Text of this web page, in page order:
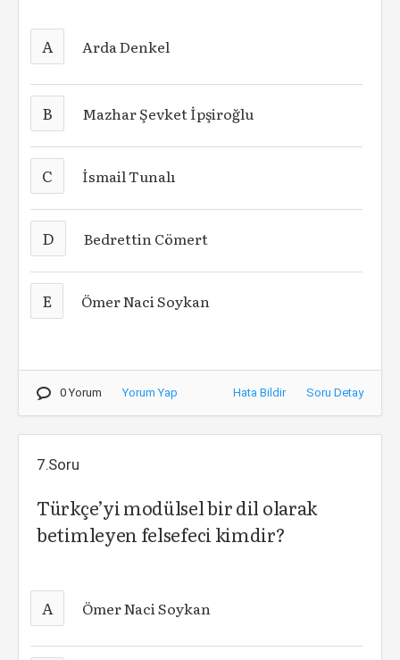
A Arda Denkel
B Mazhar Şevket İpşiroğlu
C İsmail Tunalı
D Bedrettin Cömert
E Ömer Naci Soykan
0 Yorum Yorum Yap Hata Bildir Soru Detay
7.Soru
Türkçe’yi modülsel bir dil olarak
betimleyen felsefeci kimdir?
A Ömer Naci Soykan